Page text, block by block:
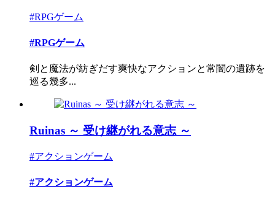
#RPGゲーム
#RPGゲーム
剣と魔法が紡ぎだす爽快なアクションと常闇の遺跡を
巡る幾多...
Ruinas ～ 受け継がれる意志 ～
#アクションゲーム
#アクションゲーム